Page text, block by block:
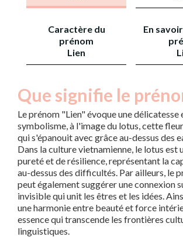
Caractère du
prénom
Lien
En
Que signifie le
Le prénom "Lien" évoque une délicatesse
symbolisme, à l'image du lotus, cette
qui s'épanouit avec grâce au-dessus des
Dans la culture vietnamienne, le lotus est
pureté et de résilience, représentant la
au-dessus des difficultés. Par ailleurs, le
peut également suggérer une connexion
invisible qui unit les êtres et les idées.
une harmonie entre beauté et force
essence qui transcende les frontières
linguistiques.